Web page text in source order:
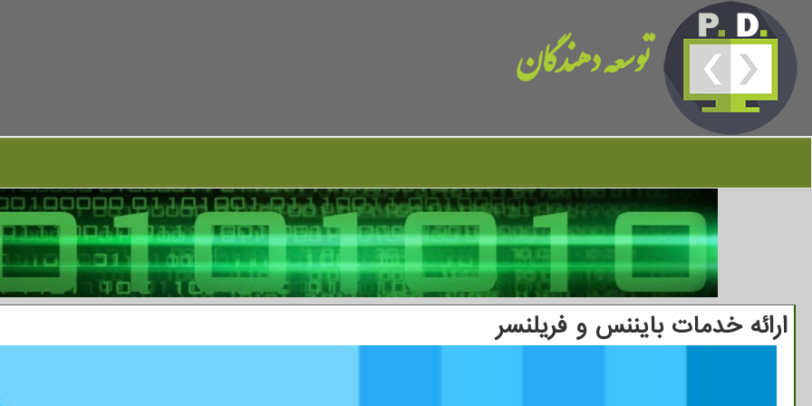
توسعه دهندگان
ارائه خدمات بایننس و فریلنسر